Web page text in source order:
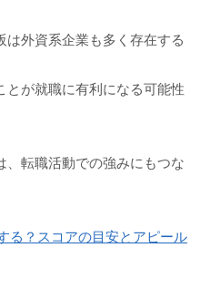
外資系企業も多く存在する
が就職に有利になる可能性
、転職活動での強みにもつな
る？スコアの目安とアピール